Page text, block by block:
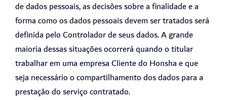
de dados pessoais, as decisões sobre a finalidade e a
forma como os dados pessoais devem ser tratados será
definida pelo Controlador de seus dados. A grande
maioria dessas situações ocorrerá quando o titular
trabalhar em uma empresa Cliente do Honsha e que
seja necessário o compartilhamento dos dados para a
prestação do serviço contratado.